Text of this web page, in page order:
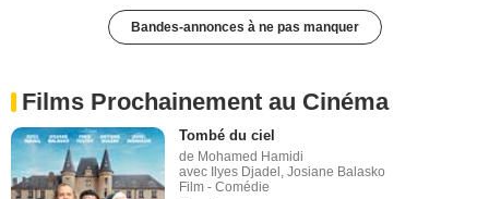
Bandes-annonces à ne pas manquer
Films Prochainement au Cinéma
Tombé du ciel
de Mohamed Hamidi
avec Ilyes Djadel, Josiane Balasko
Film - Comédie